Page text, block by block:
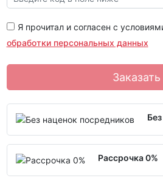
Я прочитал и согласен с
обработки персональных данных
Заказать
Рассрочка 0%